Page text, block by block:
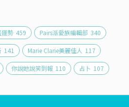
運勢 459 Pairs派愛族編輯部 340
141 Marie Clarie美麗佳人 117
你說她說笑到報 110 占卜 107